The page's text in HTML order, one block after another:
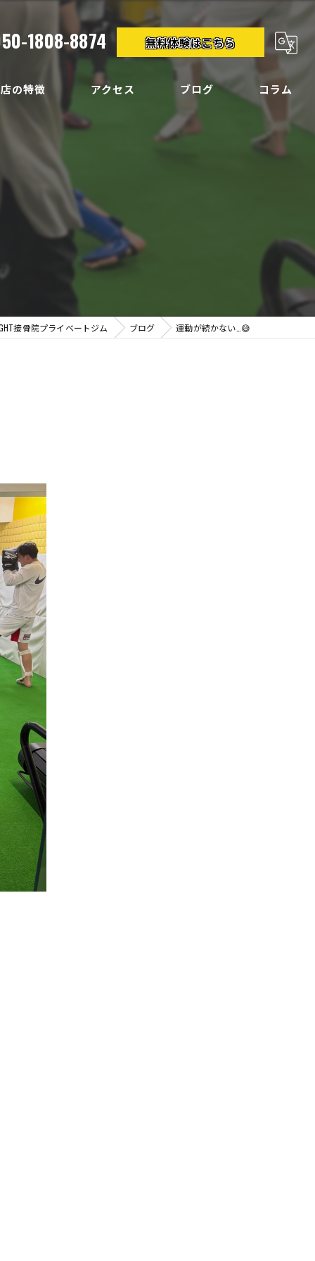
1808-8874 無料体験はこちら
の特徴
ィメイク
アクセス ブログ コラム
接骨院プライベートジム ブログ 運動が続かない…😅